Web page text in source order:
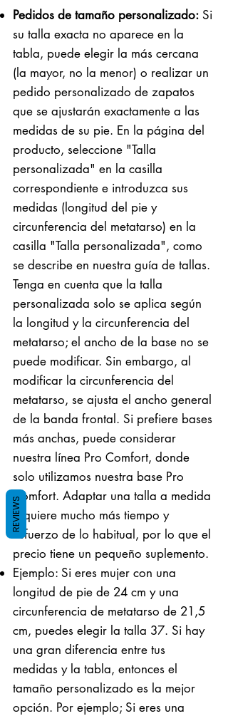
Pedidos de tamaño personalizado: Si
su talla exacta no aparece en la
tabla, puede elegir la más cercana
(la mayor, no la menor) o realizar un
pedido personalizado de zapatos
que se ajustarán exactamente a las
medidas de su pie. En la página del
producto, seleccione "Talla
personalizada" en la casilla
correspondiente e introduzca sus
medidas (longitud del pie y
circunferencia del metatarso) en la
casilla "Talla personalizada", como
se describe en nuestra guía de tallas.
Tenga en cuenta que la talla
personalizada solo se aplica según
la longitud y la circunferencia del
metatarso; el ancho de la base no se
puede modificar. Sin embargo, al
modificar la circunferencia del
metatarso, se ajusta el ancho general
de la banda frontal. Si prefiere bases
más anchas, puede considerar
nuestra línea Pro Comfort, donde
solo utilizamos nuestra base Pro
Comfort. Adaptar una talla a medida
requiere mucho más tiempo y
esfuerzo de lo habitual, por lo que el
precio tiene un pequeño suplemento.
Ejemplo: Si eres mujer con una
longitud de pie de 24 cm y una
circunferencia de metatarso de 21,5
cm, puedes elegir la talla 37. Si hay
una gran diferencia entre tus
medidas y la tabla, entonces el
tamaño personalizado es la mejor
opción. Por ejemplo; Si eres una
REVIEWS